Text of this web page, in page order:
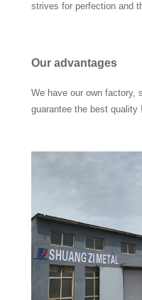
strives for perfection and
Our advantages
We have our own factory,
guarantee the best quality !